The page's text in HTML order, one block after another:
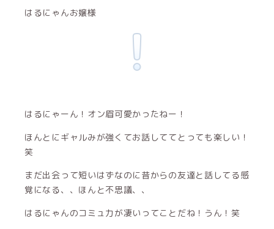
はるにゃんお嬢様
はるにゃーん！オン眉可愛かったねー！
ほんとにギャルみが強くてお話しててとっても楽しい！
笑
まだ出会って短いはずなのに昔からの友達と話してる感
覚になる、、ほんと不思議、、
はるにゃんのコミュ力が凄いってことだね！うん！笑